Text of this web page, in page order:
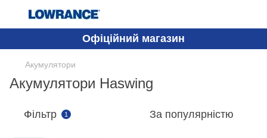
Офіційний магазин
Акумулятори
Акумулятори Haswing
Фільтр 1 За популярністю